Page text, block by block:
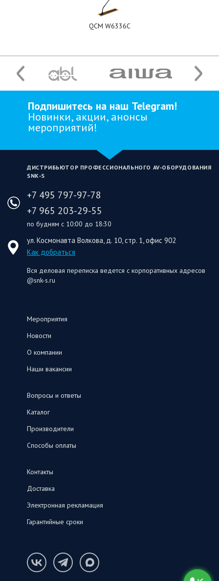
QCM W6336С
Подпишитесь на наш Telegram!
Новинки, акции, анонсы
мероприятий!
ДИСТРИБЬЮТОР ПРОФЕССИОНАЛЬНОГО AV‑ОБОРУДОВАНИЯ
SNK‑S
+7 495 797-97-78
+7 965 203-29-55
по будням с 10:00 до 18:30
ул. Космонавта Волкова, д. 10, стр. 1, офис 902
Как добраться
Вся деловая переписка ведется с корпоративных адресов
@snk-s.ru
Мероприятия
Новости
О компании
Наши вакансии
Вопросы и ответы
Каталог
Производители
Способы оплаты
Контакты
Доставка
Электронная рекламация
Гарантийные сроки